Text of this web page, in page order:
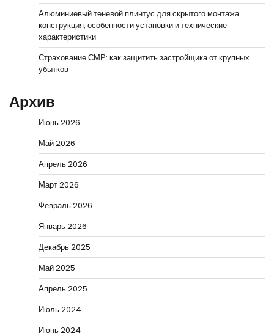
Алюминиевый теневой плинтус для скрытого монтажа:
конструкция, особенности установки и технические
характеристики
Страхование СМР: как защитить застройщика от крупных
убытков
Архив
Июнь 2026
Май 2026
Апрель 2026
Март 2026
Февраль 2026
Январь 2026
Декабрь 2025
Май 2025
Апрель 2025
Июль 2024
Июнь 2024